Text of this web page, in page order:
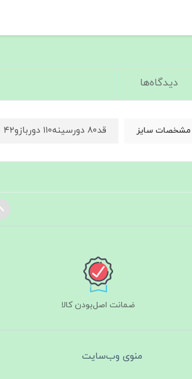
دیدگاه‌ها
مشخصات سایز قد۸۰ دورسینه۱۱۰ دوربازو۴۲ قد استین۶۳ دور باسن۱۱۲
ضمانت اصل‌بودن کالا
منوی وب‌سایت